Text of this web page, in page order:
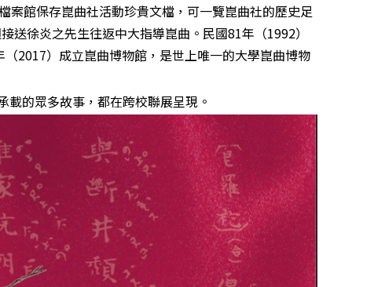
案館保存崑曲社活動珍貴文檔，可一覽崑曲社的歷史足
徐炎之先生往返中大指導崑曲。民國81年（1992）
2017）成立崑曲博物館，是世上唯一的大學崑曲博物
的眾多故事，都在跨校聯展呈現。